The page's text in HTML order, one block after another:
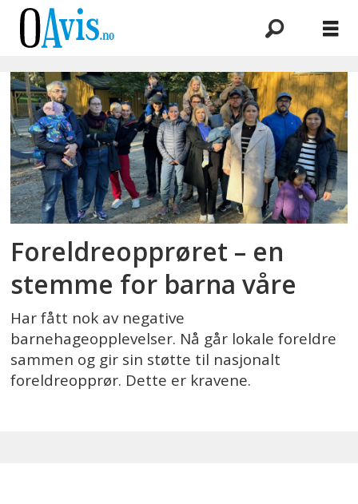
Emne:
foreldreopprør
Foreldreopprøret – en
stemme for barna våre
Har fått nok av negative
barnehageopplevelser. Nå går lokale foreldre
sammen og gir sin støtte til nasjonalt
foreldreopprør. Dette er kravene.